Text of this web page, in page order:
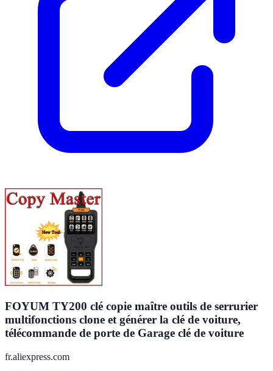
FOYUM TY200 clé copie maître outils de serrurier
multifonctions clone et générer la clé de voiture,
télécommande de porte de Garage clé de voiture
fr.aliexpress.com